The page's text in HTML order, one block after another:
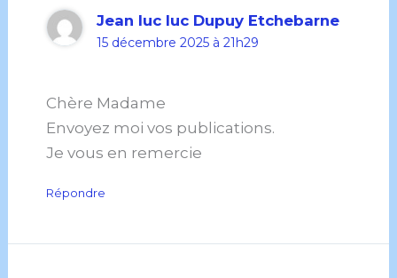
Jean luc luc Dupuy Etchebarne
15 décembre 2025 à 21h29
Chère Madame
Envoyez moi vos publications.
Je vous en remercie
Répondre